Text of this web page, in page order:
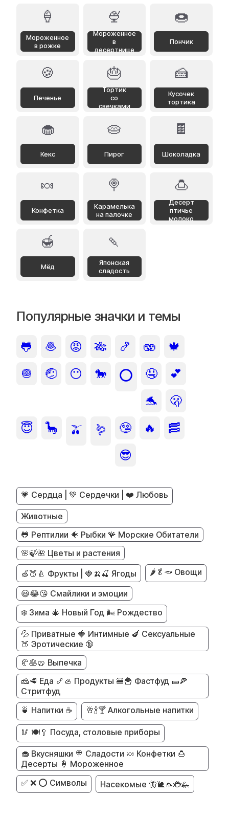
🍦
Мороженное
в рожке
🍨
Мороженное
в
десертнице
🍩
Пончик
🍪
Печенье
🎂
Тортик
со
свечками
🍰
Кусочек
тортика
🧁
Кекс
🥧
Пирог
🍫
Шоколадка
🍬
Конфетка
🍭
Карамелька
на палочке
🍮
Десерт
птичье
молоко
🍯
Мёд
🍡
Японская
сладость
Популярные значки и темы
🐸 🧆 😡 🎋 🍤 🫨
🍁
🧅
🤕 😶 🐎 ⭕ 🤤
💕
🐬
🫢
😇
🦕 🫒 🪱 🤥 🔥
🥓
😎
💗 Сердца | 💚 Сердечки | ❤️ Любовь
Животные
🐸 Рептилии 🐠 Рыбки 🪸 Морские Обитатели
🌸🍃🌺 Цветы и растения
🍏🍑🍐 Фрукты | 🍓🍌🍒 Ягоды
🌶️🥬🥕 Овощи
😃😂😘 Смайлики и эмоции
❄️ Зима 🎄 Новый Год 🌬️ Рождество
💦 Приватные 🍓 Интимные 🍆 Сексуальные
🍑 Эротические 🔞
🥐🥞🥨 Выпечка
🧀🥩 Еда 🍤🦪 Продукты 🍔🍟 Фастфуд 🌯🍕
Стритфуд
🍵 Напитки ☕
🥂🍾🍸 Алкогольные напитки
🥢 🍽️🥄 Посуда, столовые приборы
🧁 Вкусняшки 🍭 Сладости 🍬 Конфетки 🍮
Десерты 🍦 Мороженное
✅ ❌ ⭕ Символы
Насекомые 🦋🐌🦟🐞🦗